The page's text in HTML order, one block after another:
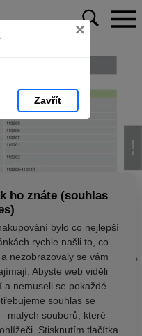
×
Zavřít
ho znáte (souhlas
bylo co nejlepší
rychle našli to, co
nezobrazovaly se vám
Abyste web viděli
nemuseli se pokaždé
souhlas se
malých souborů, které
Stisknutím tlačítka